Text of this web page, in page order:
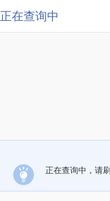
正在查询中
正在查询中，请